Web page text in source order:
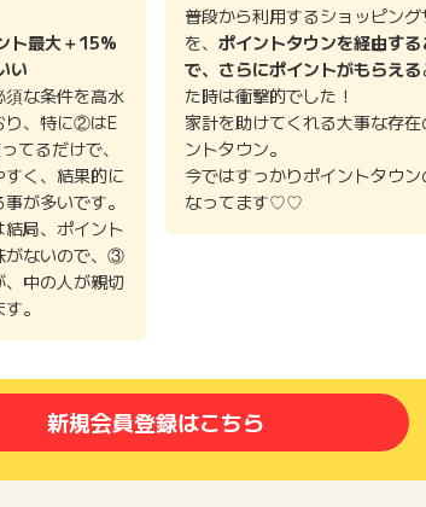
ト最大＋15%
い
な条件を高水
り、特に②はE
てるだけで、
く、結果的に
が多いです。
局、ポイント
がないので、③
中の人が親切
。
普段から利用するショッピン
を、 ポイントタウンを経由する
で、さらにポイントがもらえる
た時は衝撃的でした！
家計を助けてくれる大事な存
ントタウン。
今ではすっかりポイントタウ
なってます♡♡
新規会員登録はこちら